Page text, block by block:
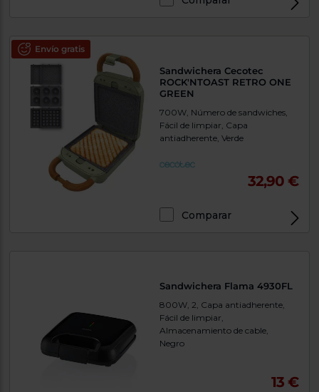
Envío gratis
Sandwichera Cecotec
ROCK'NTOAST RETRO ONE
GREEN
700W, Número de sandwiches,
Fácil de limpiar, Capa
antiadherente, Verde
32,90 €
Comparar
Sandwichera Flama 4930FL
800W, 2, Capa antiadherente,
Fácil de limpiar,
Almacenamiento de cable,
Negro
13 €